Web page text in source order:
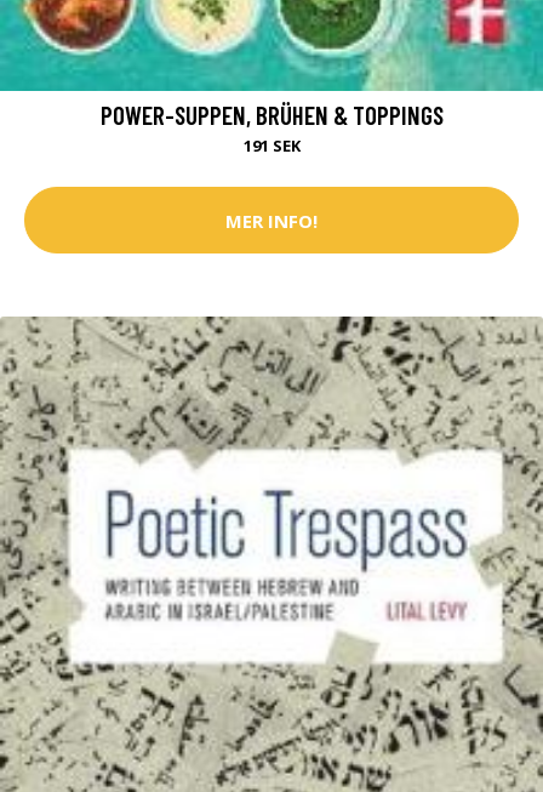
POWER-SUPPEN, BRÜHEN & TOPPINGS
191 SEK
MER INFO!